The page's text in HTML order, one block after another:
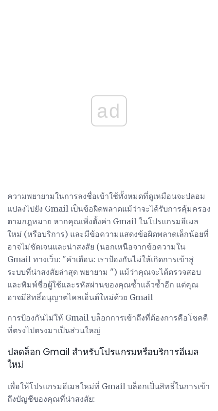
ad
ความพยายามในการลงชื่อเข้าใช้ทั้งหมดที่ดูเหมือนจะปลอม
แปลงไปยัง Gmail เป็นข้อผิดพลาดแม้ว่าจะได้รับการคุ้มครอง
ตามกฎหมาย หากคุณเพิ่งตั้งค่า Gmail ในโปรแกรมอีเมล
ใหม่ (หรือบริการ) และมีข้อความแสดงข้อผิดพลาดเล็กน้อยที่
อาจไม่ชัดเจนและน่าสงสัย (นอกเหนือจากข้อความใน
Gmail ทางเว็บ: "คำเตือน: เราป้องกันไม่ให้เกิดการเข้าสู่
ระบบที่น่าสงสัยล่าสุด พยายาม ") แม้ว่าคุณจะได้ตรวจสอบ
และพิมพ์ชื่อผู้ใช้และรหัสผ่านของคุณซ้ำแล้วซ้ำอีก แต่คุณ
อาจมีสิทธิ์อนุญาตไคลเอ็นต์ใหม่ด้วย Gmail
การป้องกันไม่ให้ Gmail บล็อกการเข้าถึงที่ต้องการคือโชคดี
ที่ตรงไปตรงมาเป็นส่วนใหญ่
ปลดล็อก Gmail สำหรับโปรแกรมหรือบริการอีเมล
ใหม่
เพื่อให้โปรแกรมอีเมลใหม่ที่ Gmail บล็อกเป็นสิทธิ์ในการเข้า
ถึงบัญชีของคุณที่น่าสงสัย: